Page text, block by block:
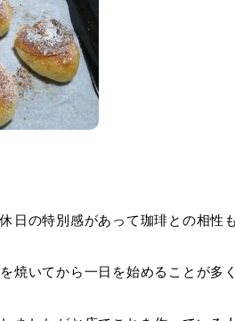
日の特別感があって珈琲との相性
焼いてから一日を始めることが多